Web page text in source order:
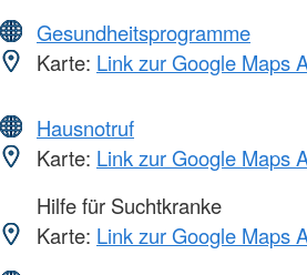
Gesundheitsprogramme
Karte: Link zur Google Maps
Hausnotruf
Karte: Link zur Google Maps
Hilfe für Suchtkranke
Karte: Link zur Google Maps